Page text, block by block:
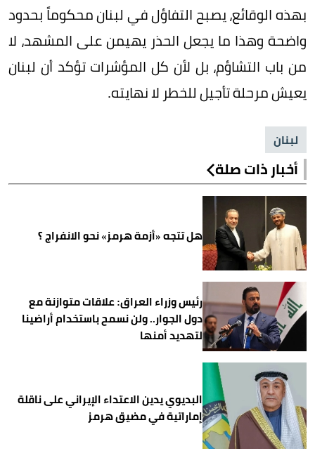
بهذه الوقائع، يصبح التفاؤل في لبنان محكوماً بحدود
واضحة وهذا ما يجعل الحذر يهيمن على المشهد، لا
من باب التشاؤم، بل لأن كل المؤشرات تؤكد أن لبنان
يعيش مرحلة تأجيل للخطر لا نهايته.
لبنان
أخبار ذات صلة
هل تتجه «أزمة هرمز» نحو الانفراج ؟
رئيس وزراء العراق: علاقات متوازنة مع
دول الجوار.. ولن نسمح باستخدام أراضينا
لتهديد أمنها
البديوي يدين الاعتداء الإيراني على ناقلة
إماراتية في مضيق هرمز